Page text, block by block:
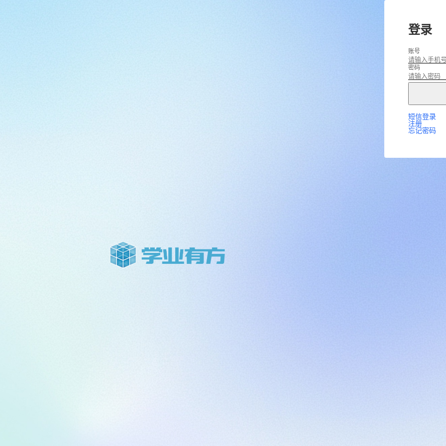
登录
账号
密码
短信登录
注册
忘记密码